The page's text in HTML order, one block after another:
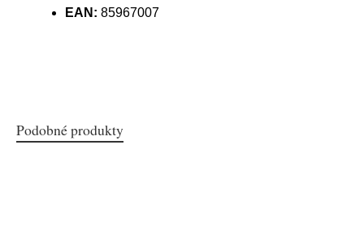
EAN: 85967007
Podobné produkty